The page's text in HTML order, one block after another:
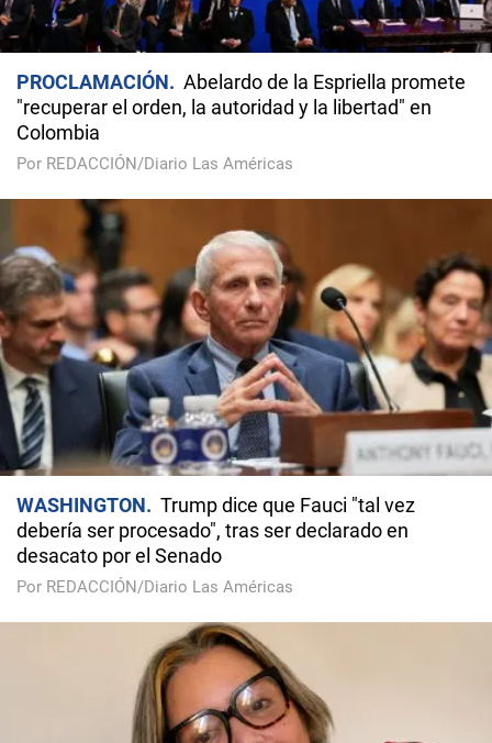
PROCLAMACIÓN
Abelardo de la Espriella promete
"recuperar el orden, la autoridad y la libertad" en
Colombia
Por REDACCIÓN/Diario Las Américas
WASHINGTON
Trump dice que Fauci "tal vez
debería ser procesado", tras ser declarado en
desacato por el Senado
Por REDACCIÓN/Diario Las Américas